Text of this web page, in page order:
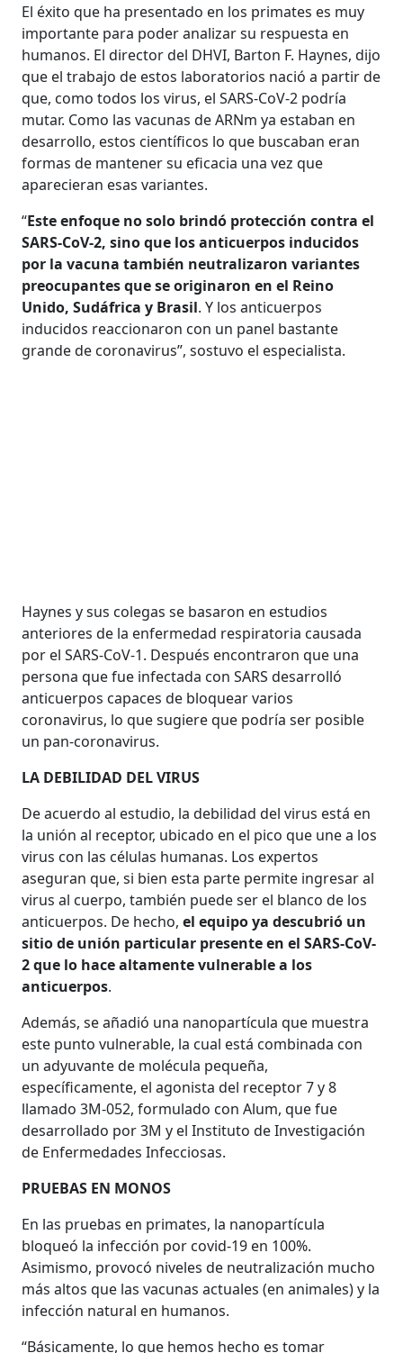
El éxito que ha presentado en los primates es muy
importante para poder analizar su respuesta en
humanos. El director del DHVI, Barton F. Haynes, dijo
que el trabajo de estos laboratorios nació a partir de
que, como todos los virus, el SARS-CoV-2 podría
mutar. Como las vacunas de ARNm ya estaban en
desarrollo, estos científicos lo que buscaban eran
formas de mantener su eficacia una vez que
aparecieran esas variantes.
“Este enfoque no solo brindó protección contra el
SARS-CoV-2, sino que los anticuerpos inducidos
por la vacuna también neutralizaron variantes
preocupantes que se originaron en el Reino
Unido, Sudáfrica y Brasil. Y los anticuerpos
inducidos reaccionaron con un panel bastante
grande de coronavirus”, sostuvo el especialista.
Haynes y sus colegas se basaron en estudios
anteriores de la enfermedad respiratoria causada
por el SARS-CoV-1. Después encontraron que una
persona que fue infectada con SARS desarrolló
anticuerpos capaces de bloquear varios
coronavirus, lo que sugiere que podría ser posible
un pan-coronavirus.
LA DEBILIDAD DEL VIRUS
De acuerdo al estudio, la debilidad del virus está en
la unión al receptor, ubicado en el pico que une a los
virus con las células humanas. Los expertos
aseguran que, si bien esta parte permite ingresar al
virus al cuerpo, también puede ser el blanco de los
anticuerpos. De hecho,el equipo ya descubrió un
sitio de unión particular presente en el SARS-CoV-
2 que lo hace altamente vulnerable a los
anticuerpos.
Además, se añadió una nanopartícula que muestra
este punto vulnerable, la cual está combinada con
un adyuvante de molécula pequeña,
específicamente, el agonista del receptor 7 y 8
llamado 3M-052, formulado con Alum, que fue
desarrollado por 3M y el Instituto de Investigación
de Enfermedades Infecciosas.
PRUEBAS EN MONOS
En las pruebas en primates, la nanopartícula
bloqueó la infección por covid-19 en 100%.
Asimismo, provocó niveles de neutralización mucho
más altos que las vacunas actuales (en animales) y la
infección natural en humanos.
“Básicamente, lo que hemos hecho es tomar